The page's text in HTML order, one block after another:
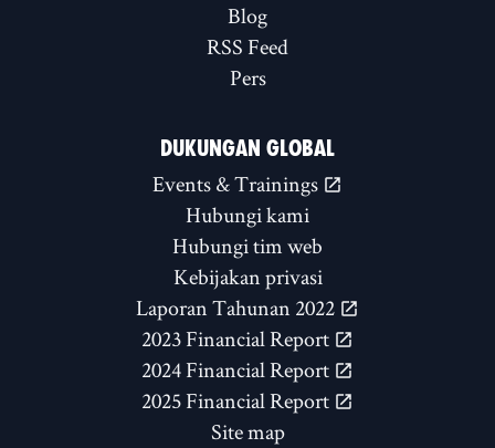
Blog
RSS Feed
Pers
DUKUNGAN GLOBAL
Events & Trainings
Hubungi kami
Hubungi tim web
Kebijakan privasi
Laporan Tahunan 2022
2023 Financial Report
2024 Financial Report
2025 Financial Report
Site map